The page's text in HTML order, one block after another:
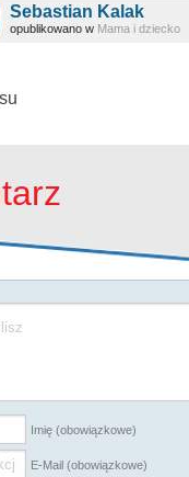
Sebastian Kalak
opublikowano w Mama i dziecko
Imię (obowiązkowe)
E-Mail (obowiązkowe)